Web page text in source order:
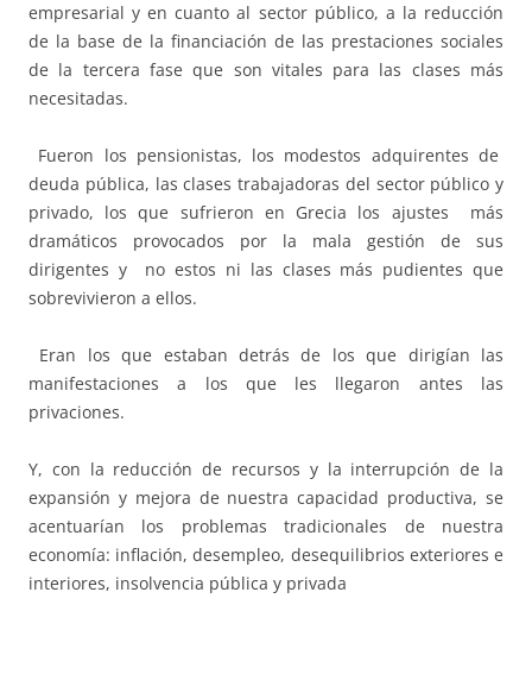
empresarial y en cuanto al sector público, a la reducción
de la base de la financiación de las prestaciones sociales
de la tercera fase que son vitales para las clases más
necesitadas.
Fueron los pensionistas, los modestos adquirentes de
deuda pública, las clases trabajadoras del sector público y
privado, los que sufrieron en Grecia los ajustes más
dramáticos provocados por la mala gestión de sus
dirigentes y no estos ni las clases más pudientes que
sobrevivieron a ellos.
Eran los que estaban detrás de los que dirigían las
manifestaciones a los que les llegaron antes las
privaciones.
Y, con la reducción de recursos y la interrupción de la
expansión y mejora de nuestra capacidad productiva, se
acentuarían los problemas tradicionales de nuestra
economía: inflación, desempleo, desequilibrios exteriores e
interiores, insolvencia pública y privada